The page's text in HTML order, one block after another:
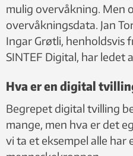
mulig overvåkning. Men
overvåkningsdata. Jan
Ingar Grøtli, henholdsvis
SINTEF Digital, har ledet
Hva er en digital
Begrepet digital tvilling
mange, men hva er det
vi ta et eksempel alle har